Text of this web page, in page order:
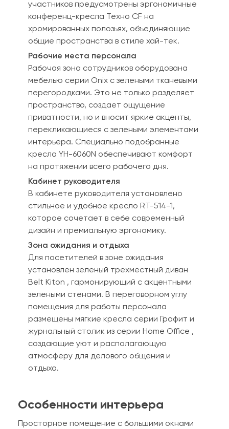
участников предусмотрены эргономичные
конференц-кресла Техно CF на
хромированных полозьях, объединяющие
общие пространства в стиле хай-тек.
Рабочие места персонала
Рабочая зона сотрудников оборудована
мебелью серии Onix с зелеными тканевыми
перегородками. Это не только разделяет
пространство, создает ощущение
приватности, но и вносит яркие акценты,
перекликающиеся с зелеными элементами
интерьера. Специально подобранные
кресла YH-6060N обеспечивают комфорт
на протяжении всего рабочего дня.
Кабинет руководителя
В кабинете руководителя установлено
стильное и удобное кресло RT-514-1,
которое сочетает в себе современный
дизайн и премиальную эргономику.
Зона ожидания и отдыха
Для посетителей в зоне ожидания
установлен зеленый трехместный диван
Belt Kiton , гармонирующий с акцентными
зелеными стенами. В переговорном углу
помещения для работы персонала
размещены мягкие кресла серии Графит и
журнальный столик из серии Home Office ,
создающие уют и располагающую
атмосферу для делового общения и
отдыха.
Особенности интерьера
Просторное помещение с большими окнами